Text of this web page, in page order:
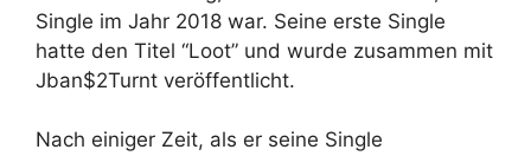
Single im Jahr 2018 war. Seine erste Single
hatte den Titel “Loot” und wurde zusammen mit
Jban$2Turnt veröffentlicht.
Nach einiger Zeit, als er seine Single